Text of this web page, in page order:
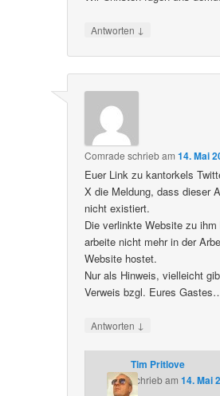
Antworten ↓
Comrade schriebam14. Mai
Euer Link zu kantorkels
X die Meldung, dass dieser
nicht existiert.
Die verlinkte Website zu
arbeite nicht mehr in der
Website hostet.
Nur als Hinweis, vielleicht
Verweis bzgl. Eures
Antworten ↓
Tim Pritlove
schriebam 14. Mai